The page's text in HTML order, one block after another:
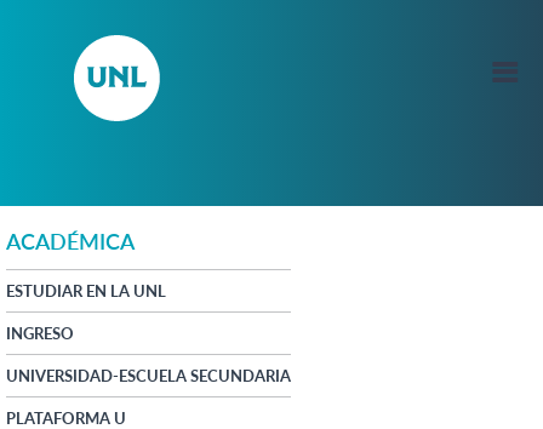
ACADÉMICA
ESTUDIAR EN LA UNL
INGRESO
UNIVERSIDAD-ESCUELA SECUNDARIA
PLATAFORMA U